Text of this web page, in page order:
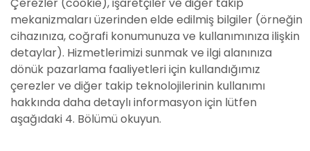
mekanizmaları üzerinden elde edilmiş bilgiler (örneğin
cihazınıza, coğrafi konumunuza ve kullanımınıza ilişkin
detaylar). Hizmetlerimizi sunmak ve ilgi alanınıza
dönük pazarlama faaliyetleri için kullandığımız
çerezler ve diğer takip teknolojilerinin kullanımı
hakkında daha detaylı informasyon için lütfen
aşağıdaki 4. Bölümü okuyun.